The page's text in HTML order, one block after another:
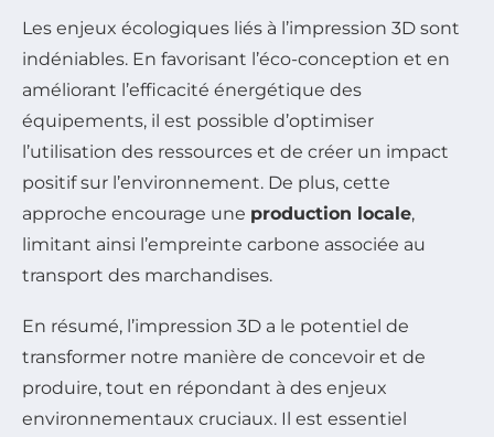
Les enjeux écologiques liés à l’impression 3D sont
indéniables. En favorisant l’éco-conception et en
améliorant l’efficacité énergétique des
équipements, il est possible d’optimiser
l’utilisation des ressources et de créer un impact
positif sur l’environnement. De plus, cette
approche encourage une production locale,
limitant ainsi l’empreinte carbone associée au
transport des marchandises.
En résumé, l’impression 3D a le potentiel de
transformer notre manière de concevoir et de
produire, tout en répondant à des enjeux
environnementaux cruciaux. Il est essentiel